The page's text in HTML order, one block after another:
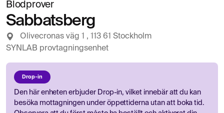
Blodprover
Sabbatsberg
Olivecronas väg 1 , 113 61 Stockholm
SYNLAB provtagningsenhet
Drop-in
Den här enheten erbjuder Drop-in, vilket innebär att du kan
besöka mottagningen under öppettiderna utan att boka tid.